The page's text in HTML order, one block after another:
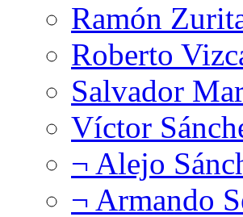
Ramón
Roberto
Salvador
Víctor
¬ Alejo
¬ Armando